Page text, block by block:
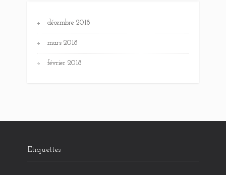
décembre 2018
mars 2018
février 2018
Étiquettes